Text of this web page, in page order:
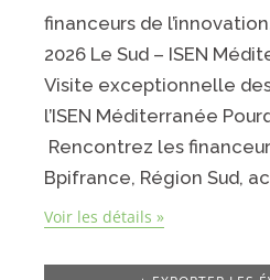
financeurs de
2026 Le Sud – ISEN
Visite exceptionnelle
l’ISEN Méditerranée
Rencontrez les
Bpifrance, Région Sud,
Voir les détails »